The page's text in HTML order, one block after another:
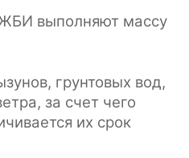
выполняют массу
грунтовых вод,
за счет чего
их срок